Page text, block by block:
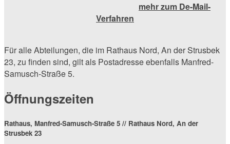
mehr zum De-Mail-
Verfahren
Für alle Abteilungen, die im Rathaus Nord, An der Strusbek
23, zu finden sind, gilt als Postadresse ebenfalls Manfred-
Samusch-Straße 5.
Öffnungszeiten
Rathaus, Manfred-Samusch-Straße 5 // Rathaus Nord, An der
Strusbek 23